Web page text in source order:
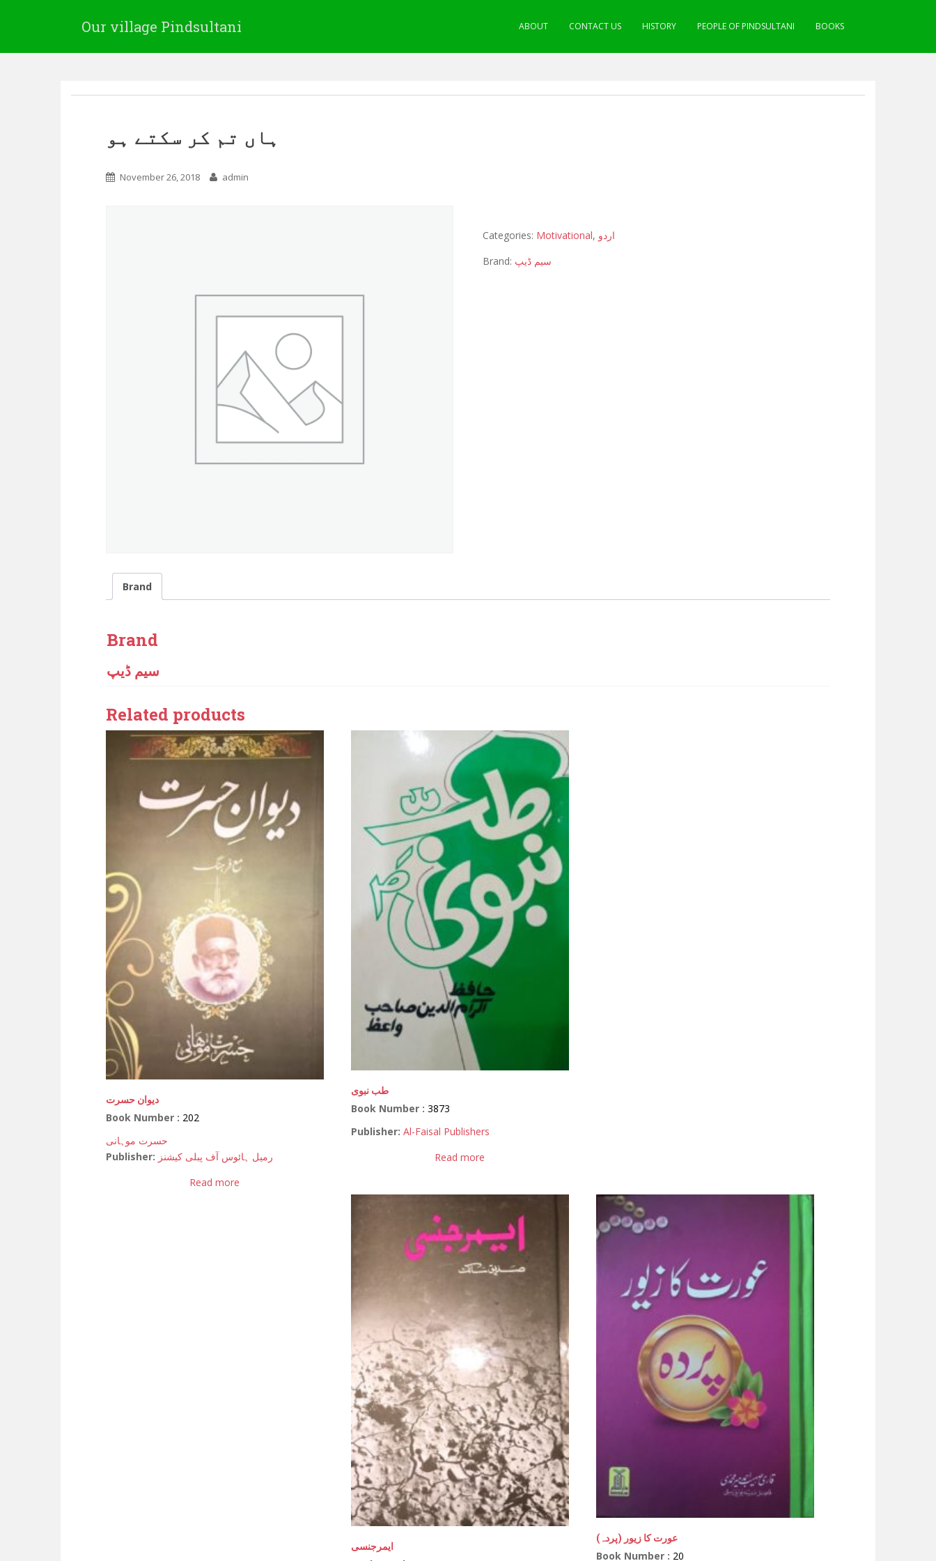
Our village Pindsultani ABOUT CONTACT US HISTORY PEOPLE OF PINDSULTANI BOOKS
ہاں تم کر سکتے ہو
November 26, 2018 admin
Categories: Motivational, اردو
Brand: سیم ڈیپ
Brand
Brand
سیم ڈیپ
Related products
دیوان حسرت
Book Number : 202
حسرت موہانی
Publisher: رمیل ہائوس آف پبلی کیشنز
Read more
طب نبوی
Book Number :3873
Publisher: Al-Faisal Publishers
Read more
ایمرجنسی
(عورت کا زیور (پردہ
Book Number : 20